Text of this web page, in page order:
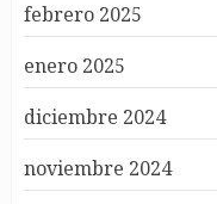
febrero 2025
enero 2025
diciembre 2024
noviembre 2024